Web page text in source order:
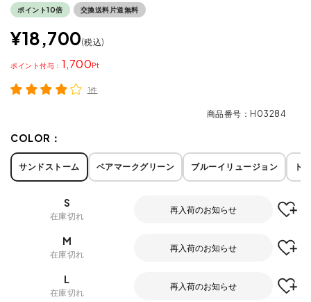
ポイント10倍 交換送料片道無料
¥18,700 税込
1,700
ポイント
1件
商品番号 H03284
COLOR：
サンドストーム ベアマークグリーン ブルーイリュージョン ト
S
在庫切れ
再入荷のお知らせ
M
在庫切れ
再入荷のお知らせ
L
在庫切れ
再入荷のお知らせ